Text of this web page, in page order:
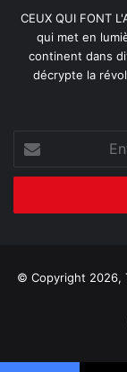
CEUX QUI FONT
qui met en
continent dans
décrypte la
votre
adresse
© Copyright 2026,